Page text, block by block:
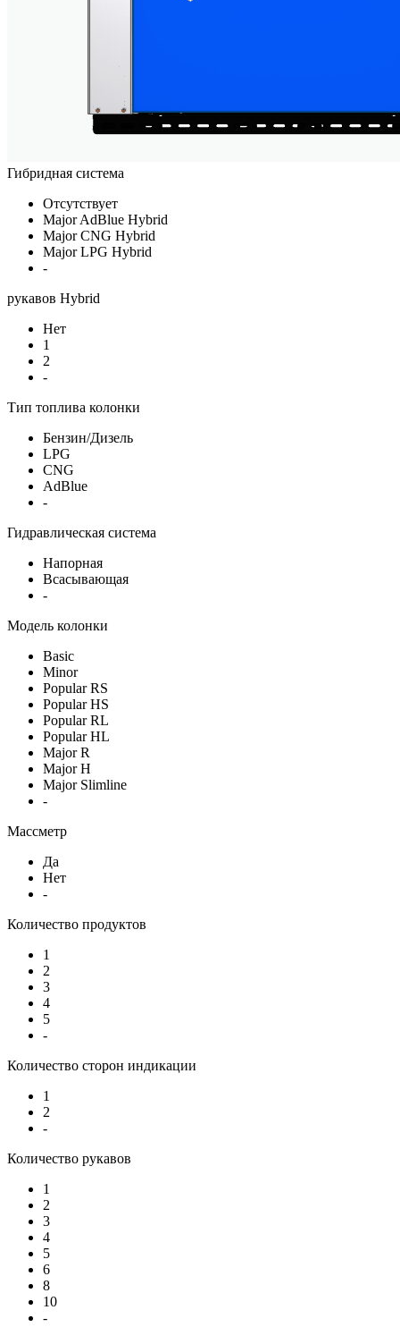
Гибридная система
Отсутствует
Major AdBlue Hybrid
Major CNG Hybrid
Major LPG Hybrid
-
рукавов Hybrid
Нет
1
2
-
Тип топлива колонки
Бензин/Дизель
LPG
CNG
AdBlue
-
Гидравлическая система
Напорная
Всасывающая
-
Модель колонки
Basic
Minor
Popular RS
Popular HS
Popular RL
Popular HL
Major R
Major H
Major Slimline
-
Массметр
Да
Нет
-
Количество продуктов
1
2
3
4
5
-
Количество сторон индикации
1
2
-
Количество рукавов
1
2
3
4
5
6
8
10
-